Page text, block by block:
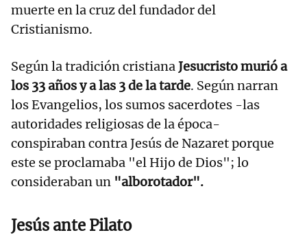
muerte en la cruz del fundador del
Cristianismo.
Según la tradición cristianaJesucristo murió a
los 33 años y a las 3 de la tarde. Según narran
los Evangelios, los sumos sacerdotes -las
autoridades religiosas de la época-
conspiraban contra Jesús de Nazaret porque
este se proclamaba "el Hijo de Dios"; lo
consideraban un "alborotador".
Jesús ante Pilato